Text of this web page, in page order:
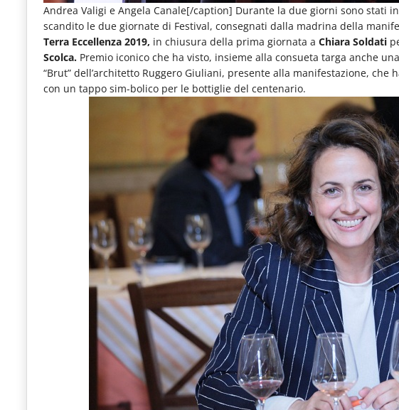
Andrea Valigi e Angela Canale[/caption] Durante la due giorni sono stati
scandito le due giornate di Festival, consegnati dalla madrina della
Terra Eccellenza 2019, in chiusura della prima giornata a Chiara Soldati
Scolca. Premio iconico che ha visto, insieme alla consueta targa anche
“Brut” dell’architetto Ruggero Giuliani, presente alla manifestazione, che
con un tappo sim-bolico per le bottiglie del centenario.